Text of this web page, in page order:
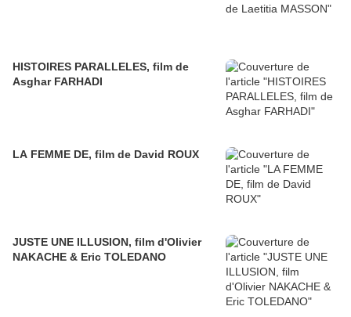
HISTOIRES PARALLELES, film de
Asghar FARHADI
LA FEMME DE, film de David ROUX
JUSTE UNE ILLUSION, film d'Olivier
NAKACHE & Eric TOLEDANO